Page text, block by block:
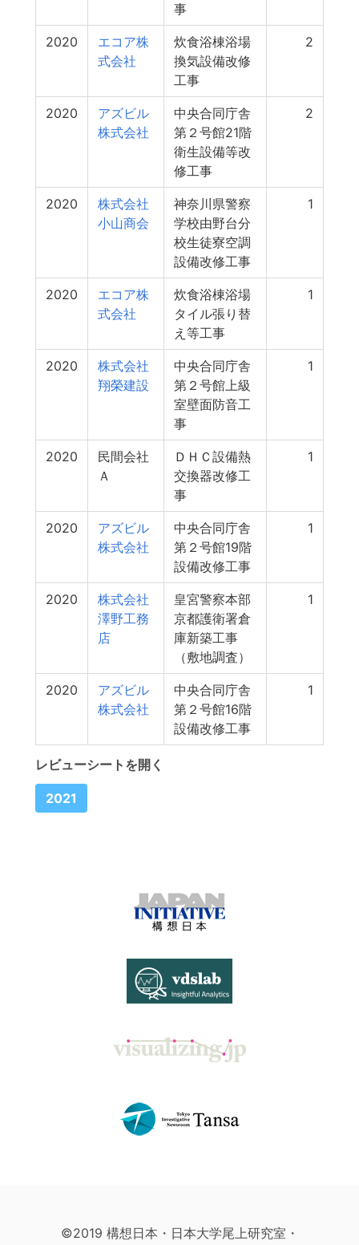
事
2020
エコア株
式会社
炊食浴棟浴場
換気設備改修
工事
2
2020
アズビル
株式会社
中央合同庁舎
第２号館21階
衛生設備等改
修工事
2
2020
株式会社
小山商会
神奈川県警察
学校由野台分
校生徒寮空調
設備改修工事
1
2020
エコア株
式会社
炊食浴棟浴場
タイル張り替
え等工事
1
2020
株式会社
翔榮建設
中央合同庁舎
第２号館上級
室壁面防音工
事
1
2020
民間会社
Ａ
ＤＨＣ設備熱
交換器改修工
事
1
2020
アズビル
株式会社
中央合同庁舎
第２号館19階
設備改修工事
1
2020
株式会社
澤野工務
店
皇宮警察本部
京都護衛署倉
庫新築工事
（敷地調査）
1
2020
アズビル
株式会社
中央合同庁舎
第２号館16階
設備改修工事
1
レビューシートを開く
2021
©2019 構想日本・日本大学尾上研究室・